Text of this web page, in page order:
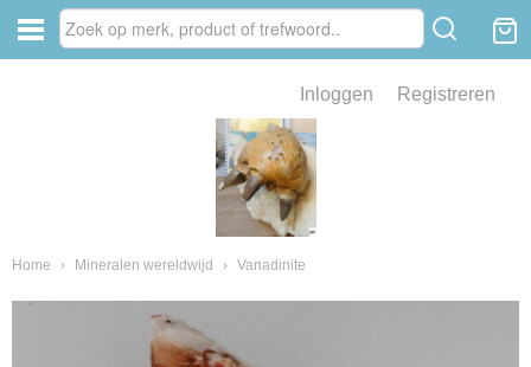
Inloggen Registreren
Home › Mineralen wereldwijd › Vanadinite
van fossielen en mineralen